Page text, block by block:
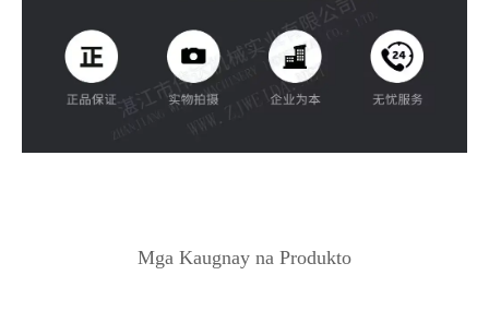
Mga Kaugnay na Produkto